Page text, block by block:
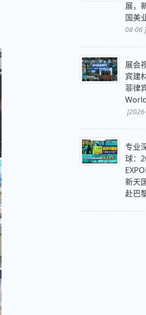
展，
国美
08-06 ]
展会
宾建
菲律
专业
球：
新天
赴巴